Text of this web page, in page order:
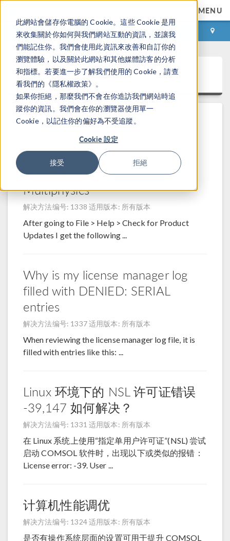
此網站會儲存你電腦的 Cookie。這些 Cookie 是用
來收集關於你如何與我們網站互動的資訊，並讓我
們能記住你。我們會使用此資訊來改善和自訂你的
瀏覽體驗，以及關於此網站和其他媒體訪客的分析
和指標。若要進一步了解我們使用的 Cookie，請查
看我們的《隱私權政策》。
如果你拒絕，那麼我們不會在你造訪我們網站時追
蹤你的資訊。我們會在你的瀏覽器使用單一
Cookie，以記住你的偏好為不受追蹤。
Cookie 設定
接受 拒絕
MENU
登录 咨询与购买
技术支持知识库
安装
Permission elevation issue when
trying to update COMSOL
Multiphysics
解决方法编号: 1338 适用版本: 所有版本
After going to File > Help > Check for Product
Updates I get the following ...
Why is my license manager log
filled with DENIED: SERIAL
entries
解决方法编号: 1337适用版本: 所有版本
When reviewing the license manager log file, it is
filled with entries like this: ...
Linux 环境下的 NSL 许可证错误
-39,147 如何解决？
解决方法编号: 1331 适用版本: 所有版本
在 Linux 系统上使用“指定单用户许可证”(NSL) 尝试
启动 COMSOL 软件时，出现以下或类似的报错：
License error: -39. User ...
计算机性能调优
解决方法编号: 1324适用版本: 所有版本
是否有操作系统层面的设置可用于提升 COMSOL